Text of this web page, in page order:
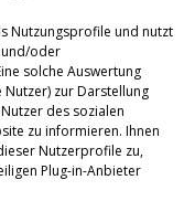
Nutzungsprofile und nutzt
und/oder
solche Auswertung
zur Darstellung
des sozialen
zu informieren. Ihnen
Nutzerprofile zu,
Plug-in-Anbieter